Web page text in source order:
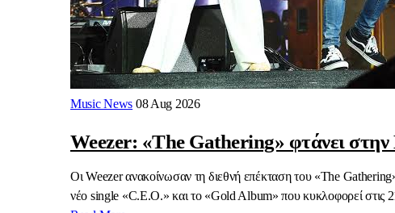
Music News 08 Aug 2026
Weezer: «The Gathering» φτάνει
Οι Weezer ανακοίνωσαν τη διεθνή επέκταση του «The
νέο single «C.E.O.» και το «Gold Album» που κυκλοφορεί στις